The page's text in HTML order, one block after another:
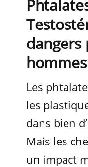
dangers
Les
les
dans bien
Mais les
un impact